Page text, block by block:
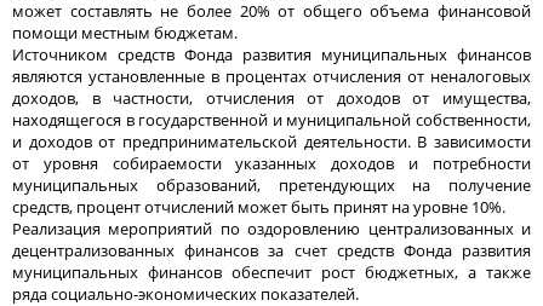
может составлять не более 20% от общего объема финансовой
помощи местным бюджетам.
Источником средств Фонда развития муниципальных финансов
являются установленные в процентах отчисления от неналоговых
доходов, в частности, отчисления от доходов от имущества,
находящегося в государственной и муниципальной собственности,
и доходов от предпринимательской деятельности. В зависимости
от уровня собираемости указанных доходов и потребности
муниципальных образований, претендующих на получение
средств, процент отчислений может быть принят на уровне 10%.
Реализация мероприятий по оздоровлению централизованных и
децентрализованных финансов за счет средств Фонда развития
муниципальных финансов обеспечит рост бюджетных, а также
ряда социально-экономических показателей.